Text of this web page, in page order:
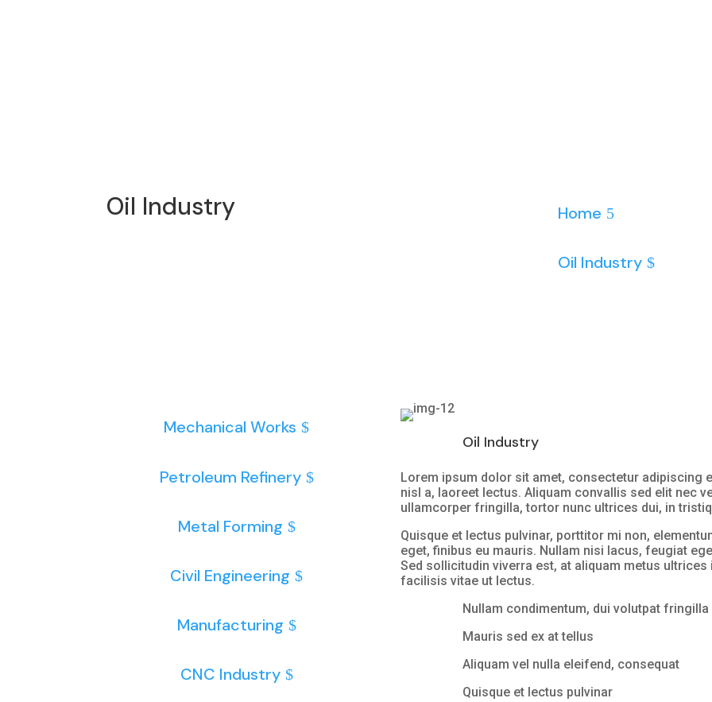
Oil Industry Home
Oil Industry
Mechanical Works
Petroleum Refinery
Metal Forming
Civil Engineering
Manufacturing
CNC Industry
Oil Industry
Lorem ipsum dolor sit amet, consectetur adipiscing
nisl a, laoreet lectus. Aliquam convallis sed elit nec
ullamcorper fringilla, tortor nunc ultrices dui, in
Quisque et lectus pulvinar, porttitor mi non,
eget, finibus eu mauris. Nullam nisi lacus, feugiat
Sed sollicitudin viverra est, at aliquam metus
facilisis vitae ut lectus.
Nullam condimentum, dui volutpat fringilla
Mauris sed ex at tellus
Aliquam vel nulla eleifend, consequat
Quisque et lectus pulvinar